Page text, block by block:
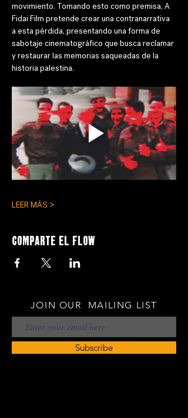
movimiento. Tomando esto como premisa, A
Fidai Film pretende crear una contranarrativa
a esta pérdida, presentando una forma de
sabotaje cinematográfico que busca reclamar
y restaurar las memorias saqueadas de la
historia palestina.
LEER MÁS >
Comparte el flow
JOIN OUR MAILING LIST
Subscribe